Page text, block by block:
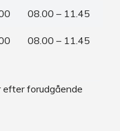
08.00 – 11.45
08.00 – 11.45
efter forudgående